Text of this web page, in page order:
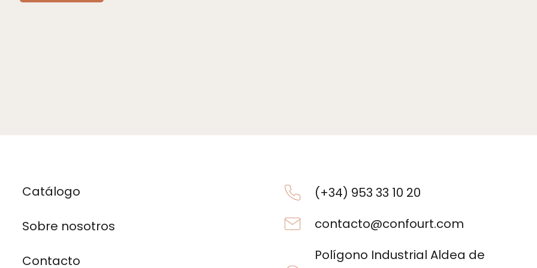
Catálogo
Sobre nosotros
Contacto
(+34) 953 33 10 20
contacto@confourt.com
Polígono Industrial Aldea de